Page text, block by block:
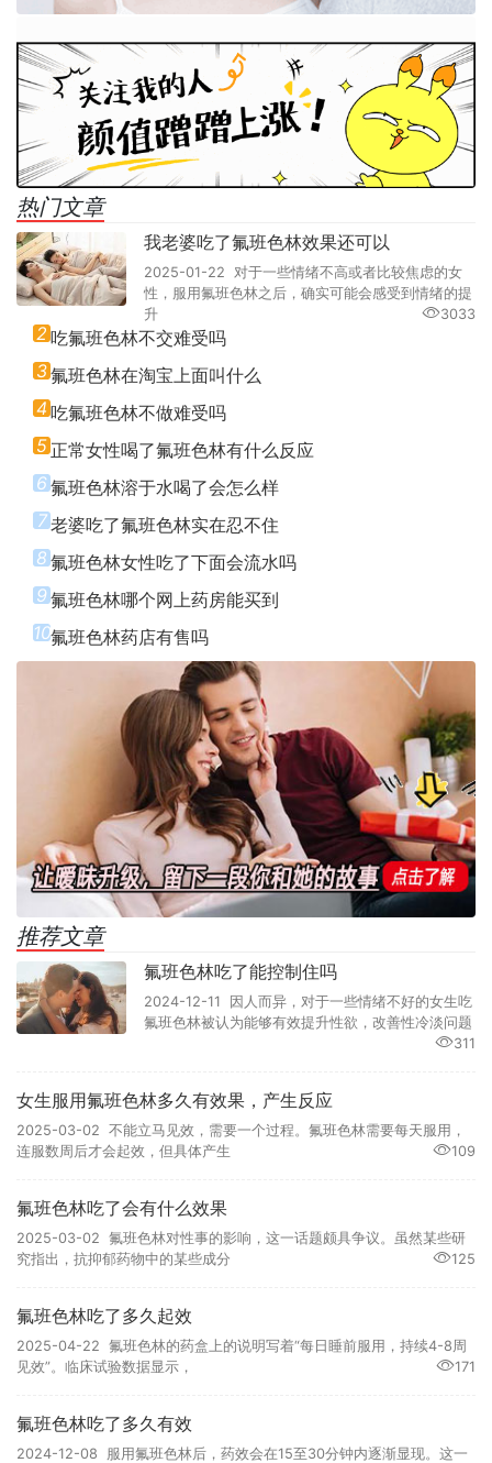
热门文章
我老婆吃了氟班色林效果还可以
2025-01-22 对于一些情绪不高或者比较焦虑的女
性，服用氟班色林之后，确实可能会感受到情绪的提
升
3033
2 吃氟班色林不交难受吗
3氟班色林在淘宝上面叫什么
4 吃氟班色林不做难受吗
5 正常女性喝了氟班色林有什么反应
6氟班色林溶于水喝了会怎么样
7老婆吃了氟班色林实在忍不住
8 氟班色林女性吃了下面会流水吗
9氟班色林哪个网上药房能买到
10氟班色林药店有售吗
推荐文章
氟班色林吃了能控制住吗
2024-12-11 因人而异，对于一些情绪不好的女生吃
氟班色林被认为能够有效提升性欲，改善性冷淡问题
311
女生服用氟班色林多久有效果，产生反应
2025-03-02 不能立马见效，需要一个过程。氟班色林需要每天服用，
连服数周后才会起效，但具体产生
109
氟班色林吃了会有什么效果
2025-03-02 氟班色林对性事的影响，这一话题颇具争议。虽然某些研
究指出，抗抑郁药物中的某些成分
125
氟班色林吃了多久起效
2025-04-22 氟班色林的药盒上的说明写着“每日睡前服用，持续4-8周
见效”。临床试验数据显示，
171
氟班色林吃了多久有效
2024-12-08 服用氟班色林后，药效会在15至30分钟内逐渐显现。这一